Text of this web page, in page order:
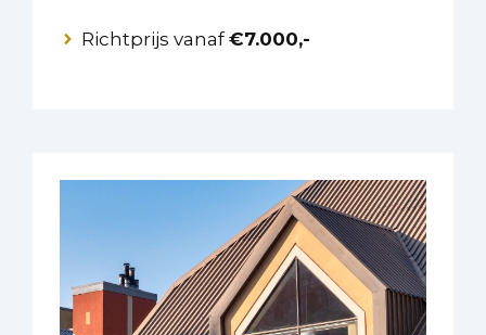
Richtprijs vanaf€7.000,-